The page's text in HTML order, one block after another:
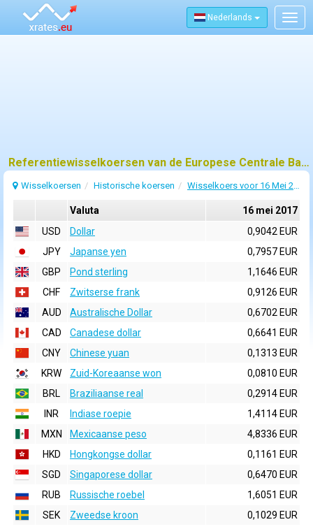
Nederlands
Referentiewisselkoersen van de Europese Centrale Bank (ECB) voor 16 mei 2017
Wisselkoersen Historische koersen Wisselkoers voor 16 Mei 2017
Valuta
16 mei 2017
USD
Dollar
0,9042 EUR
JPY
Japanse yen
0,7957 EUR
GBP
Pond sterling
1,1646 EUR
CHF
Zwitserse frank
0,9126 EUR
AUD
Australische Dollar
0,6702 EUR
CAD
Canadese dollar
0,6641 EUR
CNY
Chinese yuan
0,1313 EUR
KRW
Zuid-Koreaanse won
0,0810 EUR
BRL
Braziliaanse real
0,2914 EUR
INR
Indiase roepie
1,4114 EUR
MXN
Mexicaanse peso
4,8336 EUR
HKD
Hongkongse dollar
0,1161 EUR
SGD
Singaporese dollar
0,6470 EUR
RUB
Russische roebel
1,6051 EUR
SEK
Zweedse kroon
0,1029 EUR